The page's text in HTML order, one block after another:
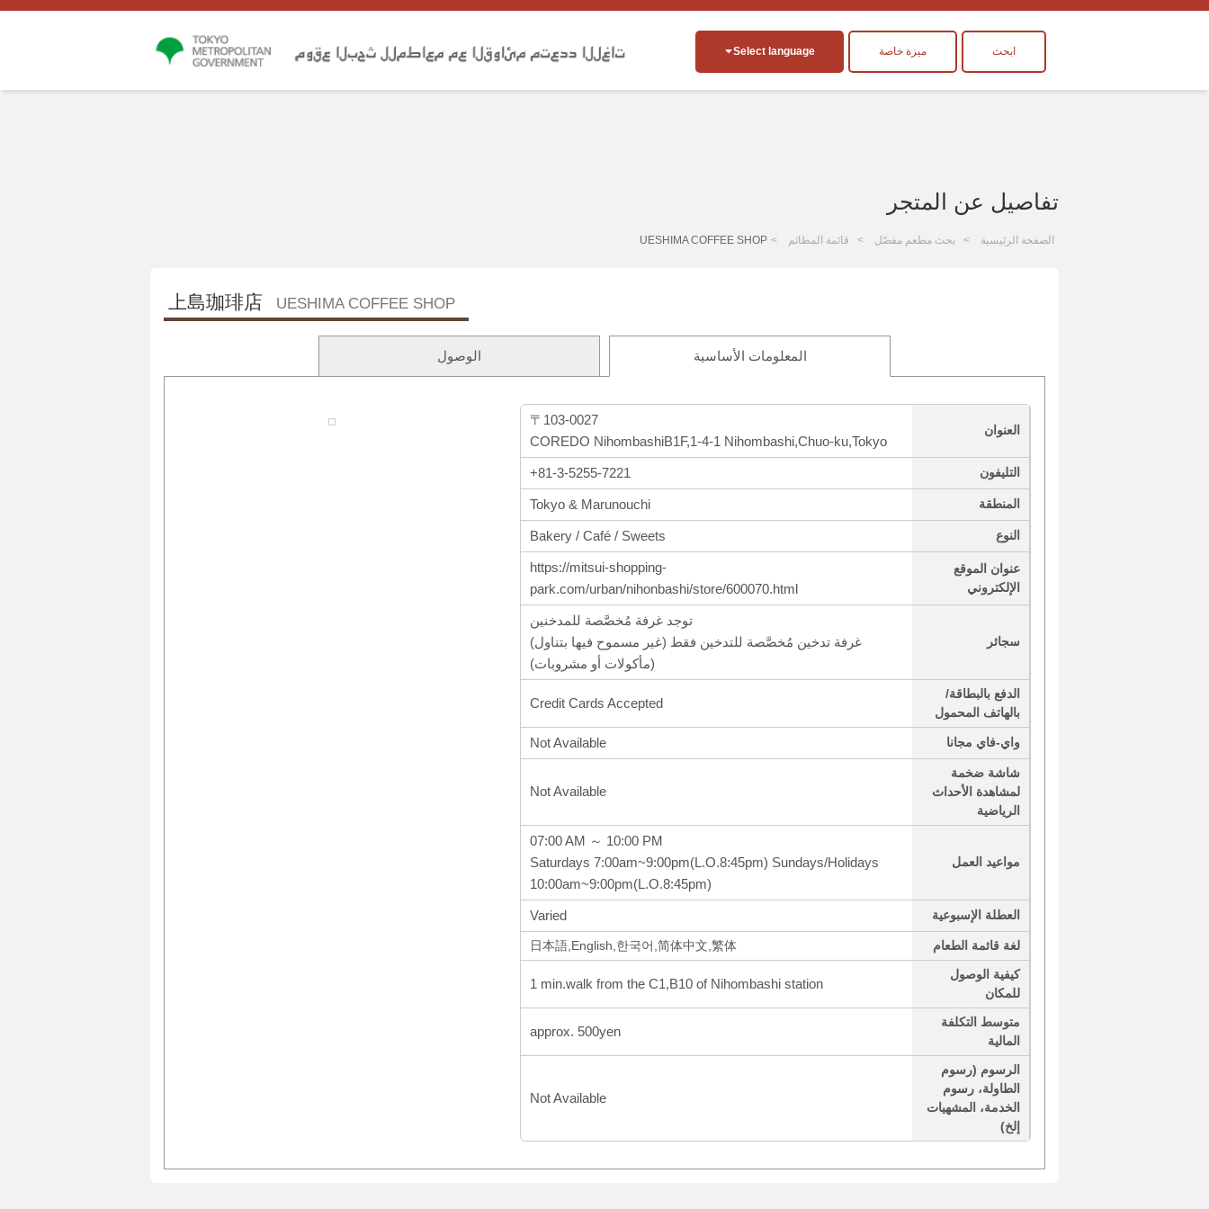
Select language ميزة خاصة ابحث
تفاصيل عن المتجر
الصفحة الرئيسية بحث مطعم مفصّل قائمة المطائم UESHIMA COFFEE SHOP
上島珈琲店 UESHIMA COFFEE SHOP
المعلومات الأساسية الوصول
العنوان
〒103-0027
COREDO NihombashiB1F,1-4-1 Nihombashi,Chuo-ku,Tokyo
التليفون +81-3-5255-7221
المنطقة Tokyo & Marunouchi
النوع Bakery / Café / Sweets
عنوان الموقع
الإلكتروني
https://mitsui-shopping-
park.com/urban/nihonbashi/store/600070.html
سجائر
توجد غرفة مُخصَّصة للمدخنين
(غرفة تدخين مُخصَّصة للتدخين فقط (غير مسموح فيها بتناول
مأكولات أو مشروبات))
الدفع بالبطاقة/
بالهاتف المحمول
Credit Cards Accepted
واي-فاي مجانا Not Available
شاشة ضخمة
لمشاهدة الأحداث
الرياضية
Not Available
مواعيد العمل
07:00 AM ～ 10:00 PM
Saturdays 7:00am~9:00pm(L.O.8:45pm) Sundays/Holidays
10:00am~9:00pm(L.O.8:45pm)
العطلة الإسبوعية Varied
لغة قائمة الطعام 日本語,English,한국어,简体中文,繁体
كيفية الوصول
للمكان
1 min.walk from the C1,B10 of Nihombashi station
متوسط التكلفة
المالية
approx. 500yen
الرسوم (رسوم
الطاولة، رسوم
الخدمة، المشهيات
إلخ)
Not Available